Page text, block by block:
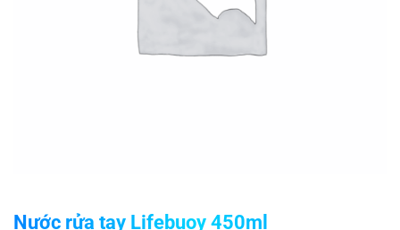
Nước rửa tay Lifebuoy 450ml